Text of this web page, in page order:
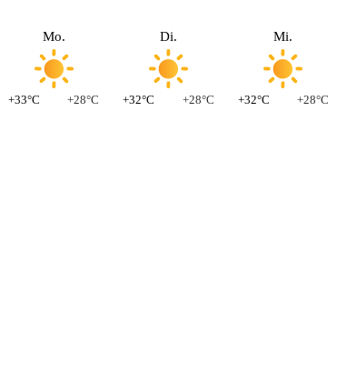
Mo.
+33°C +28°C
Di.
+32°C +28°C
Mi.
+32°C +28°C